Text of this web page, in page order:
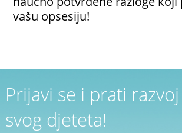
vašu opsesiju!
Prijavi se i prati razvoj
svog djeteta!